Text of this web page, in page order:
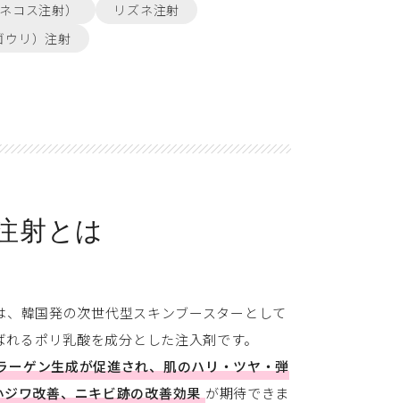
コス注射）
リズネ注射
ウリ）注射
射とは
韓国発の次世代型スキンブースターとして
るポリ乳酸を成分とした注入剤です。
ーゲン生成が促進され、肌のハリ・ツヤ・弾
ワ改善、ニキビ跡の改善効果 が期待できま